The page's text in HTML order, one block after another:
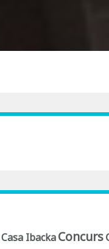
Casa IbackaConcurs